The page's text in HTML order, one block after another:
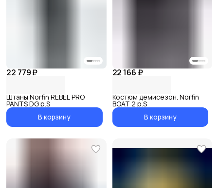
22 779 ₽
Штаны Norfin REBEL PRO
PANTS DG р.S
В корзину
22 166 ₽
Костюм демисезон. Norfin
BOAT 2 р.S
В корзину